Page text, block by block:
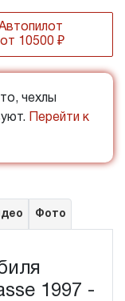
от 10500 ₽
чехлы
Перейти к
Фото
1997 -